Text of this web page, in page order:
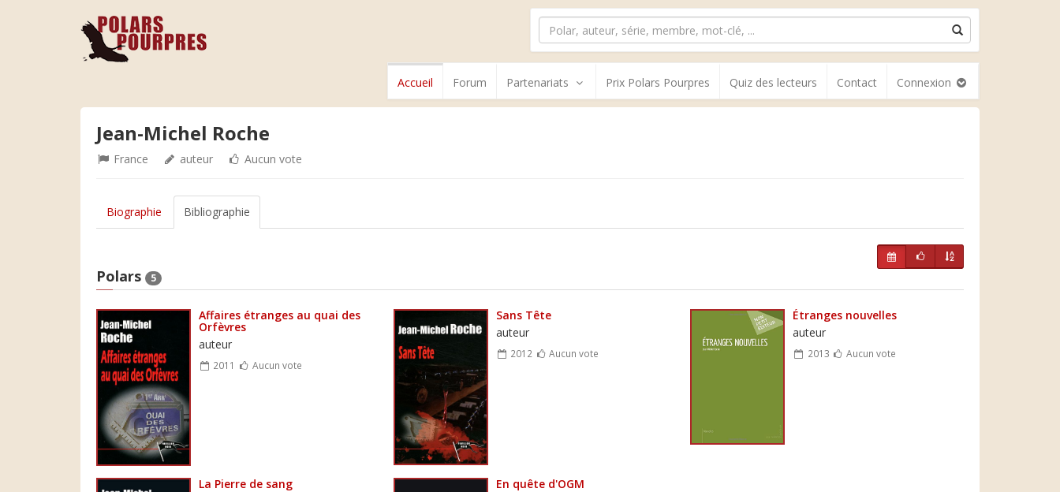
Accueil Forum Partenariats Prix Polars Pourpres Quiz des lecteurs Contact Connexion
Jean-Michel Roche
France auteur Aucun vote
Biographie Bibliographie
Polars 5
Affaires étranges au quai des
Orfèvres
auteur
2011 Aucun vote
Sans Tête
auteur
2012 Aucun vote
Étranges nouvelles
auteur
2013 Aucun vote
La Pierre de sang
En quête d'OGM